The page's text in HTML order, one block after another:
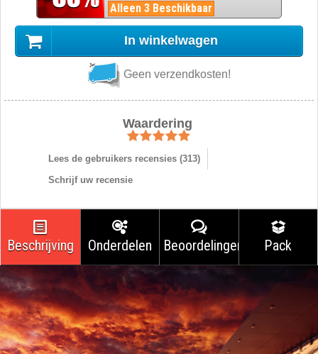
Alleen 3 Beschikbaar
In winkelwagen
Geen verzendkosten!
Waardering
Lees de gebruikers recensies (313)
Schrijf uw recensie
Beschrijving Onderdelen Beoordelingen Pack